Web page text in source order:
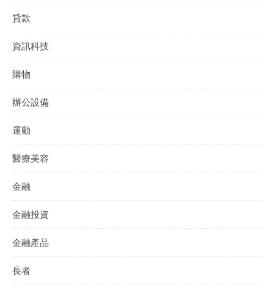
貸款
資訊科技
購物
辦公設備
運動
醫療美容
金融
金融投資
金融產品
長者